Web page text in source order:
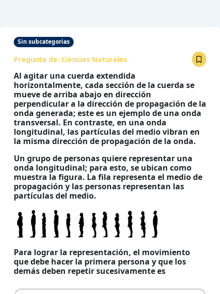
Sin subcategorias
Pregunta de: Ciencias Naturales
Al agitar una cuerda extendida
horizontalmente, cada sección de la cuerda se
mueve de arriba abajo en dirección
perpendicular a la dirección de propagación de la
onda generada; este es un ejemplo de una onda
transversal. En contraste, en una onda
longitudinal, las partículas del medio vibran en
la misma dirección de propagación de la onda.
Un grupo de personas quiere representar una
onda longitudinal; para esto, se ubican como
muestra la figura. La fila representa el medio de
propagación y las personas representan las
partículas del medio.
Para lograr la representación, el movimiento
que debe hacer la primera persona y que los
demás deben repetir sucesivamente es